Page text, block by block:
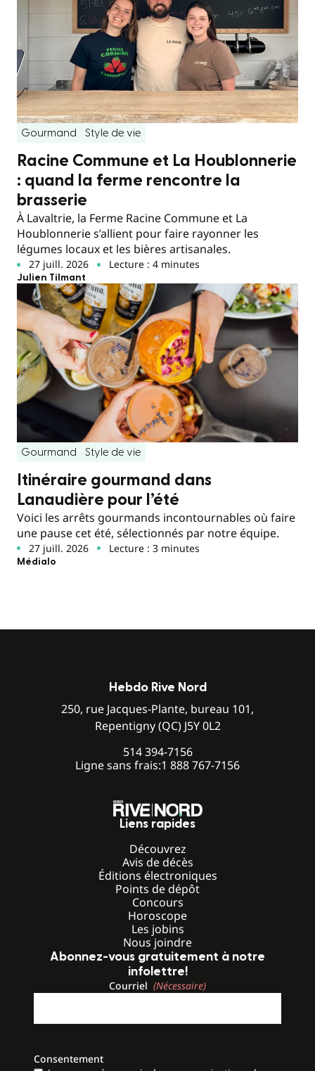
Gourmand Style de vie
Racine Commune et La Houblonnerie
: quand la ferme rencontre la
brasserie
À Lavaltrie, la Ferme Racine Commune et La
Houblonnerie s’allient pour faire rayonner les
légumes locaux et les bières artisanales.
27 juill. 2026 Lecture : 4 minutes
Julien Tilmant
Gourmand Style de vie
Itinéraire gourmand dans
Lanaudière pour l’été
Voici les arrêts gourmands incontournables où faire
une pause cet été, sélectionnés par notre équipe.
27 juill. 2026 Lecture : 3 minutes
Médialo
Hebdo Rive Nord
250, rue Jacques-Plante, bureau 101,
Repentigny (QC) J5Y 0L2
514 394-7156
Ligne sans frais:1 888 767-7156
Liens rapides
Découvrez
Avis de décès
Éditions électroniques
Points de dépôt
Concours
Horoscope
Les jobins
Nous joindre
Abonnez-vous gratuitement à notre
infolettre!
Courriel (Nécessaire)
Consentement